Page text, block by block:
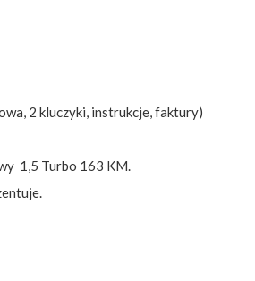
2 kluczyki, instrukcje, faktury)
1,5 Turbo 163 KM.